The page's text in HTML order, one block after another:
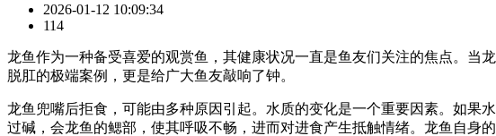
2026-01-12 10:09:34
114
龙鱼作为一种备受喜爱的观赏鱼，其健康状况一直是鱼友们关注的焦点。当
脱肛的极端案例，更是给广大鱼友敲响了钟。
龙鱼兜嘴后拒食，可能由多种原因引起。水质的变化是一个重要因素。如果
过碱，会龙鱼的鳃部，使其呼吸不畅，进而对进食产生抵触情绪。龙鱼自身